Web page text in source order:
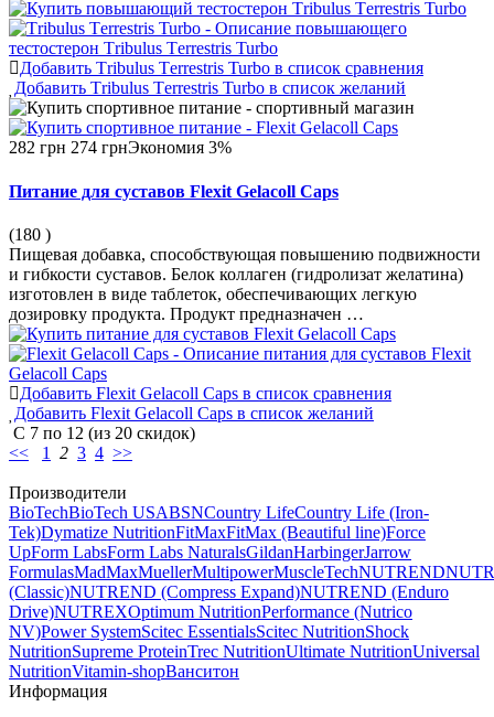
Добавить Тribulus Тerrestris Turbo в список сравнения
Добавить Тribulus Тerrestris Turbo в список желаний
282 грн 274 грнЭкономия 3%
Питание для суставов Flexit Gelacoll Caps
(180 )
Пищевая добавка, способствующая повышению подвижности
и гибкости суставов. Белок коллаген (гидролизат желатина)
изготовлен в виде таблеток, обеспечивающих легкую
дозировку продукта. Продукт предназначен …
Добавить Flexit Gelacoll Caps в список сравнения
Добавить Flexit Gelacoll Caps в список желаний
С 7 по 12 (из 20 скидок)
<<
1 2 3 4 >>
Производители
BioTechBioTech USABSNCountry LifeCountry Life (Iron-
Tek)Dymatize NutritionFitMaxFitMax (Beautiful line)Force
UpForm LabsForm Labs NaturalsGildanHarbingerJarrow
FormulasMadMaxMuellerMultipowerMuscleTechNUTREND
(Classic)NUTREND (Compress Expand)NUTREND (Enduro
Drive)NUTREXOptimum NutritionPerformance (Nutrico
NV)Power SystemScitec EssentialsScitec NutritionShock
NutritionSupreme ProteinTrec NutritionUltimate NutritionUniversal
NutritionVitamin-shopВанситон
Информация